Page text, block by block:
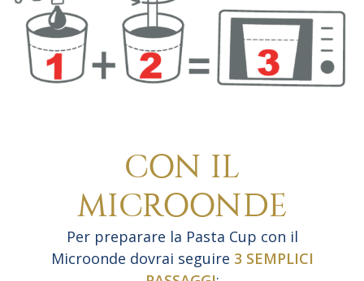
CON IL
MICROONDE
Per preparare la Pasta Cup con il
Microonde dovrai seguire 3 SEMPLICI